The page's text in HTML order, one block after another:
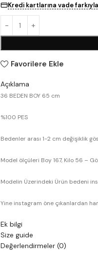
Kredi kartlarına vade
Favorilere Ekle
Açıklama
36 BEDEN BOY 65 cm
%100 PES
Bedenler arası 1-2 cm değişiklik
Model ölçüleri Boy 167, Kilo 56 –
Modelin Üzerindeki Ürün bedeni
Yine instagram öne çıkanlardan
Ek bilgi
Size guide
Değerlendirmeler (0)